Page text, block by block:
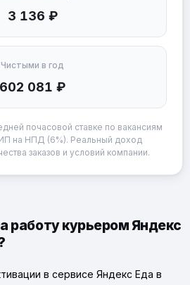
3 136 ₽
Чистыми в год
602 081 ₽
почасовой ставке по вакансиям
ИП на НПД (6%). Реальный доход
заказов и условий компании.
работу курьером Яндекс
в сервисе Яндекс Еда в